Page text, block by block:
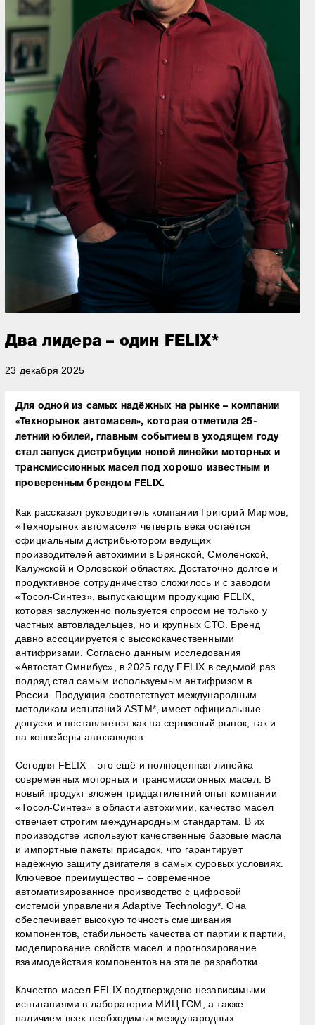
Два лидера – один FELIX*
23 декабря 2025
Для одной из самых надёжных на рынке – компании
«Технорынок автомасел», которая отметила 25-
летний юбилей, главным событием в уходящем году
стал запуск дистрибуции новой линейки моторных и
трансмиссионных масел под хорошо известным и
проверенным брендом FELIX.
Как рассказал руководитель компании Григорий Мирмов,
«Технорынок автомасел» четверть века остаётся
официальным дистрибьютором ведущих
производителей автохимии в Брянской, Смоленской,
Калужской и Орловской областях. Достаточно долгое и
продуктивное сотрудничество сложилось и с заводом
«Тосол-Синтез», выпускающим продукцию FELIX,
которая заслуженно пользуется спросом не только у
частных автовладельцев, но и крупных СТО. Бренд
давно ассоциируется с высококачественными
антифризами. Согласно данным исследования
«Автостат Омнибус», в 2025 году FELIX в седьмой раз
подряд стал самым используемым антифризом в
России. Продукция соответствует международным
методикам испытаний ASTM*, имеет официальные
допуски и поставляется как на сервисный рынок, так и
на конвейеры автозаводов.
Сегодня FELIX – это ещё и полноценная линейка
современных моторных и трансмиссионных масел. В
новый продукт вложен тридцатилетний опыт компании
«Тосол-Синтез» в области автохимии, качество масел
отвечает строгим международным стандартам. В их
производстве используют качественные базовые масла
и импортные пакеты присадок, что гарантирует
надёжную защиту двигателя в самых суровых условиях.
Ключевое преимущество – современное
автоматизированное производство с цифровой
системой управления Adaptive Technology*. Она
обеспечивает высокую точность смешивания
компонентов, стабильность качества от партии к партии,
моделирование свойств масел и прогнозирование
взаимодействия компонентов на этапе разработки.
Качество масел FELIX подтверждено независимыми
испытаниями в лаборатории МИЦ ГСМ, а также
наличием всех необходимых международных